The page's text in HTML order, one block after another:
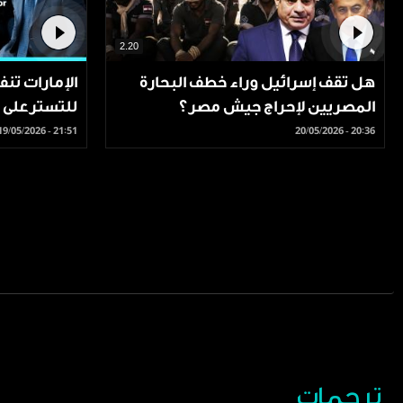
2.20
هل تقف إسرائيل وراء خطف البحارة
المصريين لإحراج جيش مصر؟
20/05/2026 - 20:36
يوسف
05/2026 - 21:51
ترجمات